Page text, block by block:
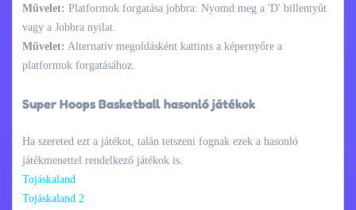
Művelet: Platformok forgatása jobbra: Nyomd meg a 'D' billentyűt
vagy a Jobbra nyilat.
Művelet: Alternatív megoldásként kattints a képernyőre a
platformok forgatásához.
Super Hoops Basketball hasonló játékok
Ha szereted ezt a játékot, talán tetszeni fognak ezek a hasonló
játékmenettel rendelkező játékok is.
Tojáskaland
Tojáskaland 2